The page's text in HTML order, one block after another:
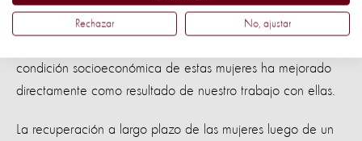
poder al reunirse en colectivos y grupos organizados, esto
condición socioeconómica de estas mujeres ha mejorado
directamente como resultado de nuestro trabajo con ellas.
La recuperación a largo plazo de las mujeres luego de un
Rechazar No, ajustar